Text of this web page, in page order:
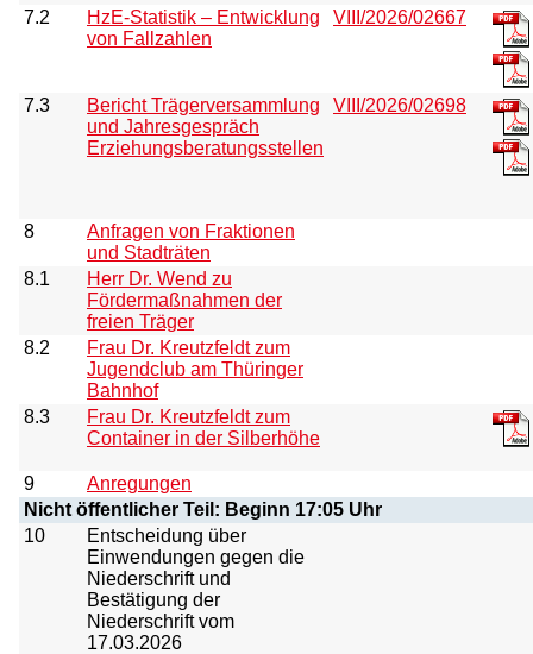
7.2
HzE-Statistik – Entwicklung
von Fallzahlen
VIII/2026/02667
7.3
Bericht Trägerversammlung
und Jahresgespräch
Erziehungsberatungsstellen
VIII/2026/02698
8
Anfragen von Fraktionen
und Stadträten
8.1
Herr Dr. Wend zu
Fördermaßnahmen der
freien Träger
8.2
Frau Dr. Kreutzfeldt zum
Jugendclub am Thüringer
Bahnhof
8.3
Frau Dr. Kreutzfeldt zum
Container in der Silberhöhe
9
Anregungen
Nicht öffentlicher Teil: Beginn 17:05 Uhr
10
Entscheidung über
Einwendungen gegen die
Niederschrift und
Bestätigung der
Niederschrift vom
17.03.2026